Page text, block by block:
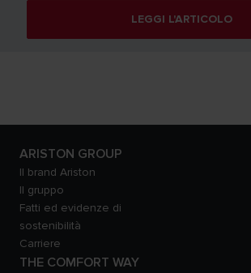
LEGGI L'ARTICOLO
ARISTON GROUP
Il brand Ariston
Il gruppo
Fatti ed evidenze di
sostenibilità
Carriere
THE COMFORT WAY